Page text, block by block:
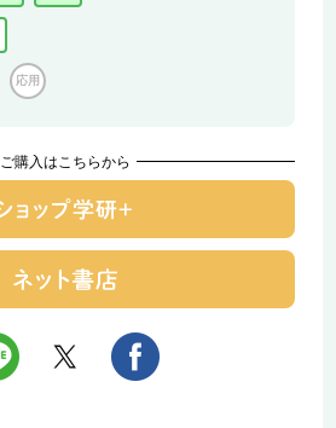
応用
ご購入はこちらから